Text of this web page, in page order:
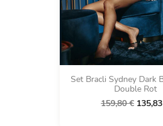
Set Bracli Sydney Dark
Double Rot
159,80 €